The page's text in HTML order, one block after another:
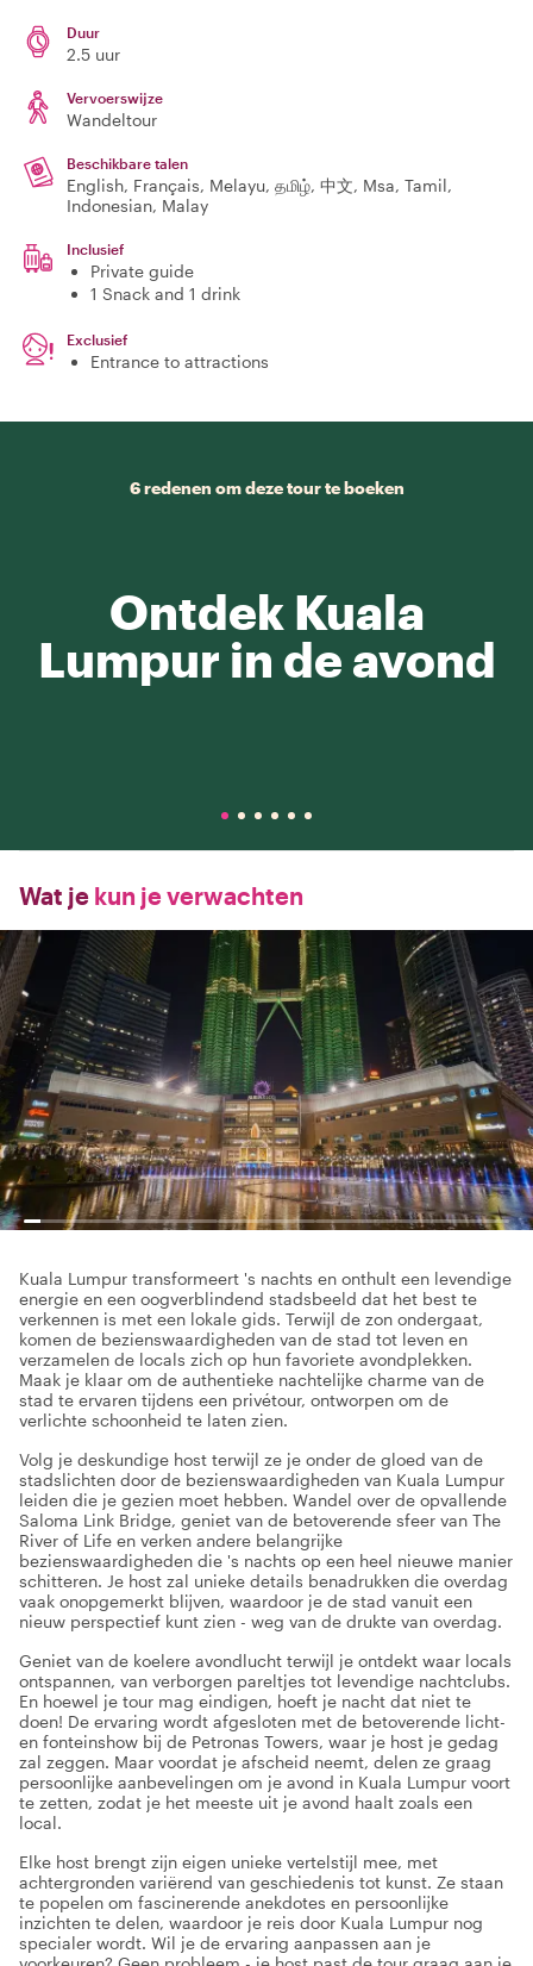
Duur
2.5 uur
Vervoerswijze
Wandeltour
Beschikbare talen
English, Français, Melayu, தமிழ், 中文, Msa, Tamil,
Indonesian, Malay
Inclusief
Private guide
1 Snack and 1 drink
Exclusief
Entrance to attractions
6 redenen om deze tour te boeken
Ontdek Kuala
Lumpur in de avond
Wat je kun je verwachten
Kuala Lumpur transformeert 's nachts en onthult een levendige
energie en een oogverblindend stadsbeeld dat het best te
verkennen is met een lokale gids. Terwijl de zon ondergaat,
komen de bezienswaardigheden van de stad tot leven en
verzamelen de locals zich op hun favoriete avondplekken.
Maak je klaar om de authentieke nachtelijke charme van de
stad te ervaren tijdens een privétour, ontworpen om de
verlichte schoonheid te laten zien.
Volg je deskundige host terwijl ze je onder de gloed van de
stadslichten door de bezienswaardigheden van Kuala Lumpur
leiden die je gezien moet hebben. Wandel over de opvallende
Saloma Link Bridge, geniet van de betoverende sfeer van The
River of Life en verken andere belangrijke
bezienswaardigheden die 's nachts op een heel nieuwe manier
schitteren. Je host zal unieke details benadrukken die overdag
vaak onopgemerkt blijven, waardoor je de stad vanuit een
nieuw perspectief kunt zien - weg van de drukte van overdag.
Geniet van de koelere avondlucht terwijl je ontdekt waar locals
ontspannen, van verborgen pareltjes tot levendige nachtclubs.
En hoewel je tour mag eindigen, hoeft je nacht dat niet te
doen! De ervaring wordt afgesloten met de betoverende licht-
en fonteinshow bij de Petronas Towers, waar je host je gedag
zal zeggen. Maar voordat je afscheid neemt, delen ze graag
persoonlijke aanbevelingen om je avond in Kuala Lumpur voort
te zetten, zodat je het meeste uit je avond haalt zoals een
local.
Elke host brengt zijn eigen unieke vertelstijl mee, met
achtergronden variërend van geschiedenis tot kunst. Ze staan ​​
te popelen om fascinerende anekdotes en persoonlijke
inzichten te delen, waardoor je reis door Kuala Lumpur nog
specialer wordt. Wil je de ervaring aanpassen aan je